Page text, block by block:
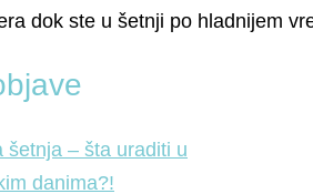
dok ste u šetnji po hladnijem